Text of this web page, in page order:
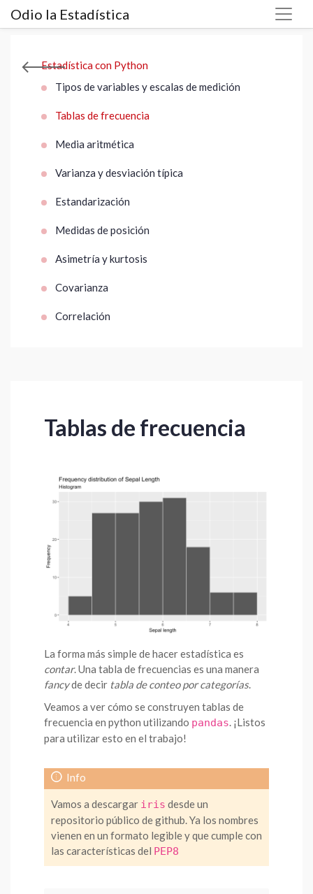
Odio la Estadística
Estadística con Python
Tipos de variables y escalas de medición
Tablas de frecuencia
Media aritmética
Varianza y desviación típica
Estandarización
Medidas de posición
Asimetría y kurtosis
Covarianza
Correlación
Tablas de frecuencia
La forma más simple de hacer estadística es
contar. Una tabla de frecuencias es una manera
fancyde decir tabla de conteo por categorías.
Veamos a ver cómo se construyen tablas de
frecuencia en python utilizando pandas. ¡Listos
para utilizar esto en el trabajo!
Vamos a descargar iris desde un
repositorio público de github. Ya los nombres
vienen en un formato legible y que cumple con
las características del PEP8